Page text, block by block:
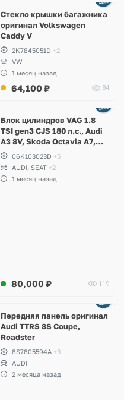
Стекло крышки багажника
оригинал Volkswagen
Caddy V
2K7845051D +2
VW
1 месяц назад
64,100 ₽ 84
Блок цилиндров VAG 1.8
TSI gen3 CJS 180 л.с., Audi
A3 8V, Skoda Octavia A7,
Superb, Volkswagen Passat
B8, Golf VII Alltrack, Seat
Leon
06K103023D +5
AUDI, SEAT +2
1 месяц назад
80,000 ₽ 119
Передняя панель оригинал
Audi TTRS 8S Coupe,
Roadster
8S7805594A +3
AUDI
2 месяца назад